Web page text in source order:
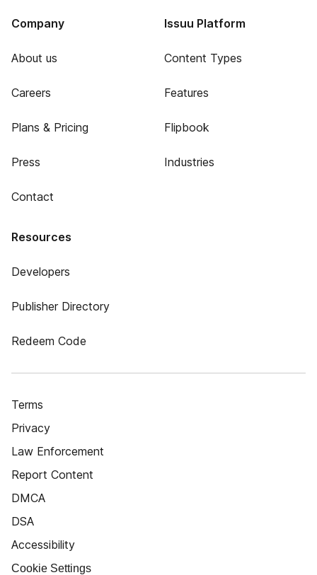
Company
About us
Careers
Plans & Pricing
Press
Contact
Issuu Platform
Content Types
Features
Flipbook
Industries
Resources
Developers
Publisher Directory
Redeem Code
Terms
Privacy
Law Enforcement
Report Content
DMCA
DSA
Accessibility
Cookie Settings